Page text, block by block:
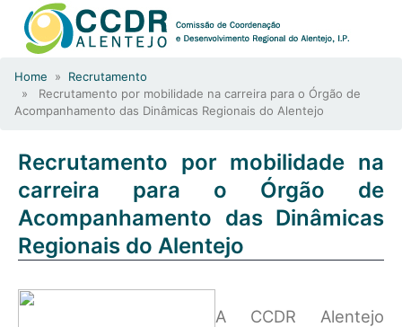
Home » Recrutamento
» Recrutamento por mobilidade na carreira para o Órgão de
Acompanhamento das Dinâmicas Regionais do Alentejo
Recrutamento por mobilidade na
carreira para o Órgão de
Acompanhamento das Dinâmicas
Regionais do Alentejo
A CCDR Alentejo